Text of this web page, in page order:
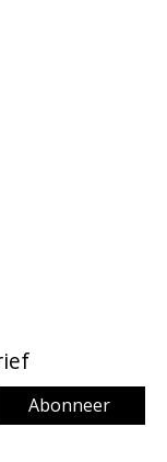
Abonneer